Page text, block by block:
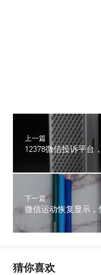
上一篇
12378微信投诉平台
下一篇
微信运动恢复显示
猜你喜欢